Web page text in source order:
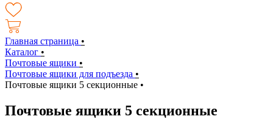
Главная страница •
Каталог •
Почтовые ящики •
Почтовые ящики для подъезда •
Почтовые ящики 5 секционные •
Почтовые ящики 5 секционные